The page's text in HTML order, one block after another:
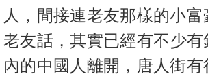
人，間接連老友那樣的小富
老友話，其實已經有不少
內的中國人離開， 唐人街